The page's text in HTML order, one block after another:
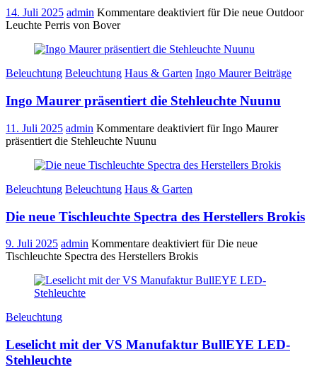
14. Juli 2025 admin Kommentare deaktiviert für Die neue Outdoor
Leuchte Perris von Bover
Beleuchtung Beleuchtung Haus & Garten Ingo Maurer Beiträge
Ingo Maurer präsentiert die Stehleuchte Nuunu
11. Juli 2025 admin Kommentare deaktiviert für Ingo Maurer
präsentiert die Stehleuchte Nuunu
Beleuchtung Beleuchtung Haus & Garten
Die neue Tischleuchte Spectra des Herstellers Brokis
9. Juli 2025 admin Kommentare deaktiviert für Die neue
Tischleuchte Spectra des Herstellers Brokis
Beleuchtung
Leselicht mit der VS Manufaktur BullEYE LED-
Stehleuchte